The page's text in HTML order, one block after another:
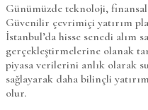
Günümüzde teknoloji,
Güvenilir çevrimiçi yatırım
İstanbul’da hisse senedi alım
gerçekleştirmelerine olanak
piyasa verilerini anlık olarak
sağlayarak daha bilinçli
olur.